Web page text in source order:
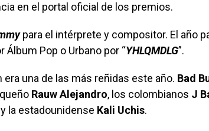
en el portal oficial de los premios.
para el intérprete y compositor. El año
Álbum Pop o Urbano por “YHLQMDLG”.
una de las más reñidas este año. Bad
Rauw Alejandro, los colombianos J
y la estadounidense Kali Uchis.